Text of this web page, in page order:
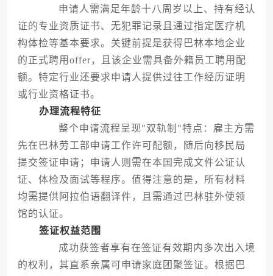
申请人需满足年龄十八周岁以上、持有经认
证的专业资质证书、无犯罪记录且通过指定医疗机
构体检等基本要求。关键前提是获得巴林本地企业
的正式聘用offer，且该企业需具备外籍员工聘用配
额。特定行业还要求申请人提供过往工作经历证明
或行业资格证书。
办理流程特征
整个申请流程呈现"双轨制"特点：雇主方需
先在巴林劳工部申请工作许可配额，随后向移民局
提交签证申请；申请人则需在本国完成文件公证认
证、体检及面试等程序。值得注意的是，所有材料
均需提供阿拉伯语翻译件，且需通过巴林驻外使领
馆的认证。
签证权益范围
成功获签者享有在签证有效期内多次出入境
的权利，其直系亲属可申请家庭团聚签证。根据巴